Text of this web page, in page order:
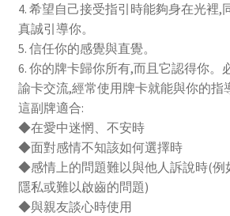
4. 希望自己接受指引時能夠身在光裡,
真誠引導你。
5. 信任你的感覺與直覺。
6. 你的牌卡歸你所有,而且它認得你。
諭卡交流,經常使用牌卡就能與你的指
這副牌適合:
◆在愛中迷惘、不安時
◆面對感情不知該如何選擇時
◆感情上的問題難以與他人訴說時(例
隱私或難以啟齒的問題)
◆與親友談心時使用